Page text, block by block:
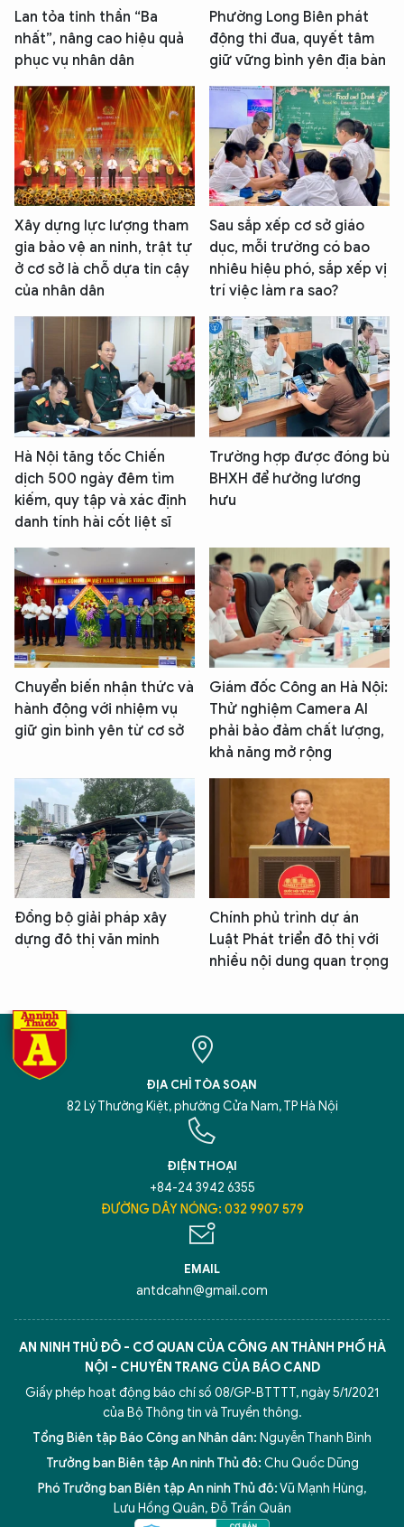
Lan tỏa tinh thần “Ba
nhất”, nâng cao hiệu quả
phục vụ nhân dân
Phường Long Biên phát
động thi đua, quyết tâm
giữ vững bình yên địa bàn
Xây dựng lực lượng tham
gia bảo vệ an ninh, trật tự
ở cơ sở là chỗ dựa tin cậy
của nhân dân
Sau sắp xếp cơ sở giáo
dục, mỗi trường có bao
nhiêu hiệu phó, sắp xếp vị
trí việc làm ra sao?
Hà Nội tăng tốc Chiến
dịch 500 ngày đêm tìm
kiếm, quy tập và xác định
danh tính hài cốt liệt sĩ
Trường hợp được đóng bù
BHXH để hưởng lương
hưu
Chuyển biến nhận thức và
hành động với nhiệm vụ
giữ gìn bình yên từ cơ sở
Giám đốc Công an Hà Nội:
Thử nghiệm Camera AI
phải bảo đảm chất lượng,
khả năng mở rộng
Đồng bộ giải pháp xây
dựng đô thị văn minh
Chính phủ trình dự án
Luật Phát triển đô thị với
nhiều nội dung quan trọng
ĐỊA CHỈ TÒA SOẠN
82 Lý Thường Kiệt, phường Cửa Nam, TP Hà Nội
ĐIỆN THOẠI
+84-24 3942 6355
ĐƯỜNG DÂY NÓNG: 032 9907 579
EMAIL
antdcahn@gmail.com
AN NINH THỦ ĐÔ - CƠ QUAN CỦA CÔNG AN THÀNH PHỐ HÀ
NỘI - CHUYÊN TRANG CỦA BÁO CAND
Giấy phép hoạt động báo chí số 08/GP-BTTTT, ngày 5/1/2021
của Bộ Thông tin và Truyền thông.
Tổng Biên tập Báo Công an Nhân dân: Nguyễn Thanh Bình
Trưởng ban Biên tập An ninh Thủ đô: Chu Quốc Dũng
Phó Trưởng ban Biên tập An ninh Thủ đô:Vũ Mạnh Hùng,
Lưu Hồng Quân, Đỗ Trần Quân
5 điểm nghẽn của Hà Nội giải pháp xử lý điểm nghẽn của